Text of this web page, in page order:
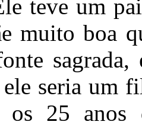
teve um
muito boa
ele seria um
os 25